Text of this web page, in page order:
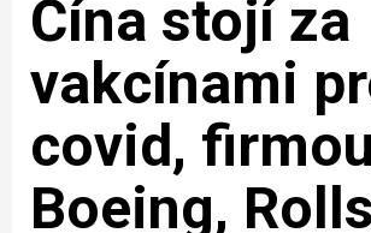
Čína stojí za
vakcínami
covid, firmou
Boeing, Rolls